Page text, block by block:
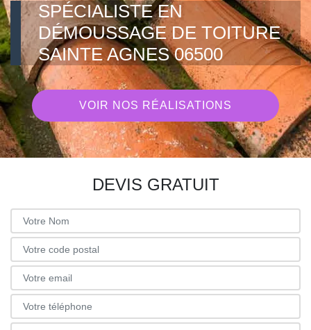
SPÉCIALISTE EN
DÉMOUSSAGE DE TOITURE
SAINTE AGNES 06500
VOIR NOS RÉALISATIONS
DEVIS GRATUIT